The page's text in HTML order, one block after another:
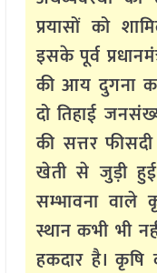
प्रयासों को
इसके पूर्व
की आय दुगना
दो तिहाई
की सत्तर
खेती से जुड़ी
सम्भावना
स्थान कभी भी
हकदार है।